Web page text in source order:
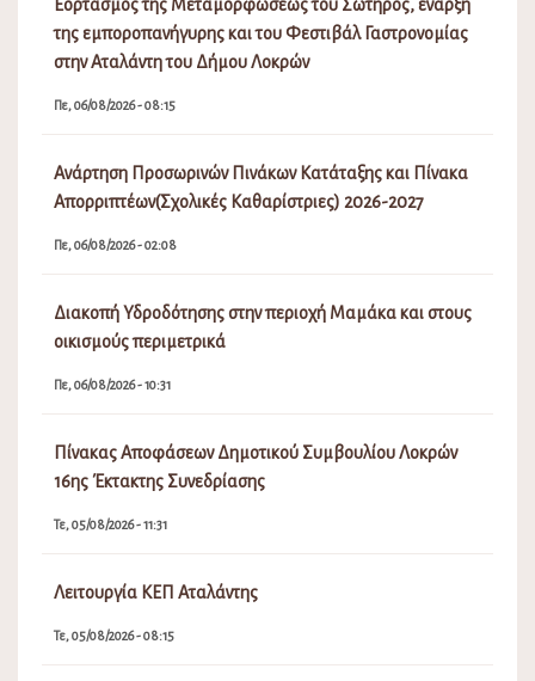
Εορτασμός της Μεταμορφώσεως του Σωτήρος, έναρξη
της εμποροπανήγυρης και του Φεστιβάλ Γαστρονομίας
στην Αταλάντη του Δήμου Λοκρών
Πε, 06/08/2026 - 08:15
Ανάρτηση Προσωρινών Πινάκων Κατάταξης και Πίνακα
Απορριπτέων(Σχολικές Καθαρίστριες) 2026-2027
Πε, 06/08/2026 - 02:08
Διακοπή Υδροδότησης στην περιοχή Μαμάκα και στους
οικισμούς περιμετρικά
Πε, 06/08/2026 - 10:31
Πίνακας Αποφάσεων Δημοτικού Συμβουλίου Λοκρών
16ης Έκτακτης Συνεδρίασης
Τε, 05/08/2026 - 11:31
Λειτουργία ΚΕΠ Αταλάντης
Τε, 05/08/2026 - 08:15